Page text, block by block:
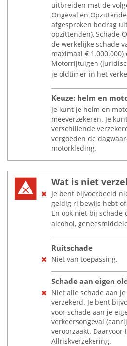
uitbreiden met de
Ongevallen
afgesproken bedrag
opzittenden), Schade
de werkelijke schade
maximaal €
Motorrijtuigen
je oldtimer in het
Keuze: helm en
Je kunt je helm en
meeverzekeren. Je
verschillende
vergoeden de
motorkleding.
Wat is niet
Je bent bijvoorbeeld
geldig rijbewijs hebt
En ook niet bij schade
alcohol,
Ruitschade
Niet van toepassing.
Schade aan eigen
Niet alle schade aan
verzekerd. Je bent
voor schade aan je
verkeersongeval
veroorzaakt. Daarvoor
Allriskverzekering.